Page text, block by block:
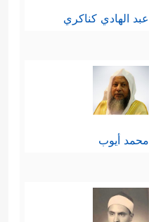
عبد الهادي كناكري
محمد أيوب